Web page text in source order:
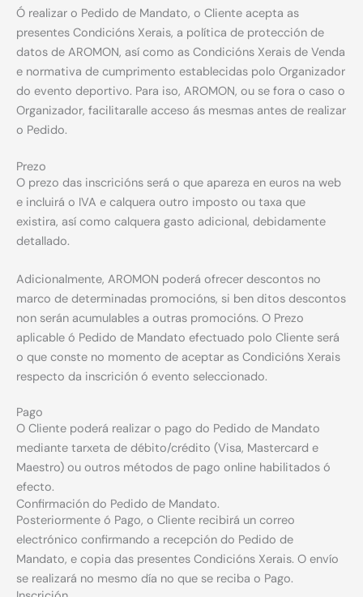
Ó realizar o Pedido de Mandato, o Cliente acepta as
presentes Condicións Xerais, a política de protección de
datos de AROMON, así como as Condicións Xerais de Venda
e normativa de cumprimento establecidas polo Organizador
do evento deportivo. Para iso, AROMON, ou se fora o caso o
Organizador, facilitaralle acceso ás mesmas antes de realizar
o Pedido.
Prezo
O prezo das inscricións será o que apareza en euros na web
e incluirá o IVA e calquera outro imposto ou taxa que
existira, así como calquera gasto adicional, debidamente
detallado.
Adicionalmente, AROMON poderá ofrecer descontos no
marco de determinadas promocións, si ben ditos descontos
non serán acumulables a outras promocións. O Prezo
aplicable ó Pedido de Mandato efectuado polo Cliente será
o que conste no momento de aceptar as Condicións Xerais
respecto da inscrición ó evento seleccionado.
Pago
O Cliente poderá realizar o pago do Pedido de Mandato
mediante tarxeta de débito/crédito (Visa, Mastercard e
Maestro) ou outros métodos de pago online habilitados ó
efecto.
Confirmación do Pedido de Mandato.
Posteriormente ó Pago, o Cliente recibirá un correo
electrónico confirmando a recepción do Pedido de
Mandato, e copia das presentes Condicións Xerais. O envío
se realizará no mesmo día no que se reciba o Pago.